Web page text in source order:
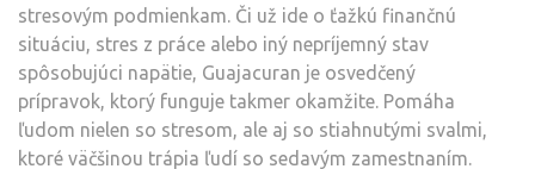
stresovým podmienkam. Či už ide o ťažkú finančnú
situáciu, stres z práce alebo iný nepríjemný stav
spôsobujúci napätie, Guajacuran je osvedčený
prípravok, ktorý funguje takmer okamžite. Pomáha
ľudom nielen so stresom, ale aj so stiahnutými svalmi,
ktoré väčšinou trápia ľudí so sedavým zamestnaním.